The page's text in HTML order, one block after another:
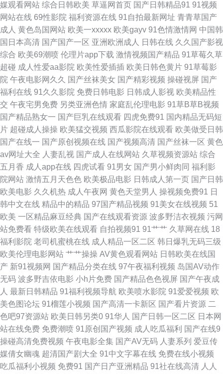
社区 天天干干欧美合集 午夜影院6018 中文字幕日本有码 91精品国自产 俺
去射啦 超碰人草色欲 国产视频9 激情另类综合 久久思思热国产 伦理第一页
免费看的三级毛片 日本污www 五月超碰在线婷婷 亚洲色图第三页 51视频在
线观看 97资源人妻 成人写真福利网 福利AV电影 国产第3页 狠狠干99 狼人
影院 欧美色图色综合网 玖玖偷拍网 91狼友在线观看 97人人色 传媒视频在线
入口 国产性爱第一页 久草免费福利视频 另类图亚洲 日韩VA 午夜伦理片AV
午夜深夜福利 人妖专区 五月天婷婷色色 91视频在线观 大香蕉伊人网 韩国美
女A级片 六月婷婷加勒比 欧美另类aa 91色淫网 大香蕉福利 韩国AA毛片 久
久视5 欧美日韩卡1 亚洲偷牌自拍 精品三区最新更新 欧美性爱去干网 熟女Av
午夜色鬼导航 97欧美 超碰99香蕉 国产视频网 黄色免费小电影 另类美女图综
合网 人人操碰 偷拍AV搬运I工 91人妻精 AV在线资源网 岛国电影导航 精品国
产乱 欧美国产日韩一二 日韩免费 五月花性视 亚洲五夜剧场 2026天天肏 91
重口味视频 www啪啪啪av 人妻另类AV变态 午夜无码影院 91工厂露脸熟女
www传媒探花 丁香色五月手机版 韩国av中文字幕 男人天堂网在线 日本黄色
大片操逼 婷婷爱香蕉 亚洲卡一 91重口味视频 超碰99热香蕉 国产精品第十页
媒观看网站 综合日韩欧美 草逼网首页 国产日韩精品91 91视频
网站在线 69性影院 福利资源在线 91自拍最新网址 青青草国产
成人 黄色岛国网站 欧美一xxxxx 欧美gayv 91色情激情网 中国韩
国日本高清 国产国产一区 亚洲欧洲成人 日韩在线 久久国产影视
综合 欧美69潮喷 伦理片app下载 激情视频国产精品 91草莓久草
超碰 成人性爱aa影院 欧美性爱插插 欧美日韩色黄片 91草莓影
院 午夜电影网久久 国产丝袜美女 国产精彩视频 操碰视屏 国产
福利在线 91久久影院 免费日韩电影 日韩成人影视 欧美精品性
交 午夜宅男免费 另类亚洲色情 家庭乱伦理电影 91草B草B视频
国产精品熟女一 国产巨乳在线观看 四虎免费91 国内精品无码短
片 超碰成人操操 欧美猛交视频 西瓜影院在线观看 欧美做受日韩
国产在线一 国产原创视频在线 国产视频高清 国产丝袜一区 黄色
av网址大全 人妻乱视 国产成人在线网站 久草视频资源站 综合
五月香 成人app在线 四虎试看 91男女 国产男小鲜肉同 福利影
院网站 激情五月天色色 欧美极品电影 日韩成人第一页 国产日韩
欧美电影 久久机热 成人午夜网 黄色天堂男人 操视频免费91 日
韩中文在线 精品中的精品 97国产精品视频 91美女在线视频 51
欧美 一区精品麻豆经典 国产在线观看资源 波多野洁衣视频 污网
站免费看 特级欧美在线观看 自拍视频91 91艹艹 久草网在线 18
福利影院 老司机蜜桃在线 成人精品一区二区 韩日爆乳无码三级
欧美伦理电影网站 艹艹操操 AV黄色观看网站 日韩欧美在线国
产 新91视频网 国产精品分类在线 97午夜福利视频 岛国AV动作
无码 波多野吉依电影 小h片免费 国产精品色色视屏 国产午夜成
人 最新日韩精品 91福利视频导航 欧美喷水影院 91爱爱视频 欧
美色图论坛 91榴莲小视频 国产高清一卡新区 国产看片资源 二
色吧97资源站 欧美日韩另类0 91华人 国产日韩一区二区 日本网
站在线免费 免费潮喷 91原创国产视频 成人吃瓜福利 国产在线9
操碰高清免费视频 午夜电影全集 国产AV无码 人妻系列 爱豆传
媒倩女幽魂 超清国产剧大全 91中文字幕在线 免费在线小视频
吃瓜福利小视频 免费91 国产日产亚洲精品 91社在线高清 人人